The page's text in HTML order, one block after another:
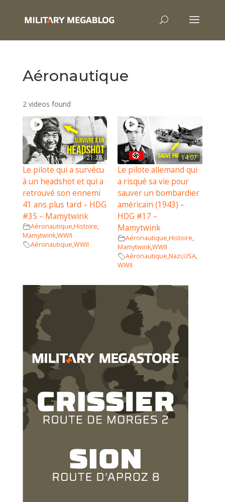
Aéronautique
2 videos found
21:28
Le pilote qui a survécu
à un headshot et qui a
retrouvé son ennemi
41 ans plus tard – HDG
#35 – Mamytwink
Aéronautique,Histoire,
Mamytwink,WWII
Aéronautique,WWII
14:07
Le pilote allemand qui
a risqué sa vie pour
sauver un bombardier
américain (1943) –
HDG #17 –
Mamytwink
Aéronautique,Histoire,
Mamytwink,WWII
Aéronautique,Nazi,USA,
WWII